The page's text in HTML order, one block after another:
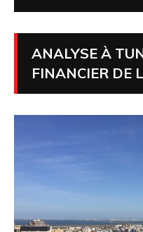
ANALYSE À
FINANCIER DE